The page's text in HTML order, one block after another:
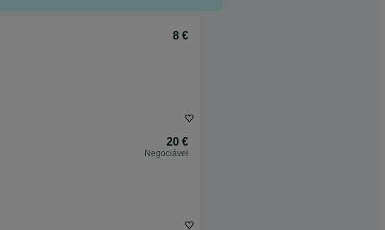
8 €
20 €
Negociável